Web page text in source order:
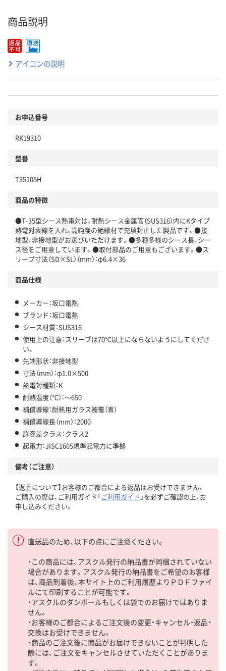
商品説明
アイコンの説明
お申込番号
RK19310
型番
T35105H
商品の特徴
●T-35型シース熱電対は、耐熱シース金属管（SUS316）内にKタイプ
熱電対素線を入れ、高純度の絶縁材で充填封止した製品です。●接
地型、非接地型がお選びいただけます。●多種多様のシース長、シー
ス径をご用意しています。●取付部品のご用意もございます。●ス
リーブ寸法（SD×SL）（mm）：φ6.4×36
商品仕様
メーカー：坂口電熱
ブランド：坂口電熱
シース材質：SUS316
使用上の注意：スリーブは70℃以上にならないようにしてくださ
い。
先端形状：非接地型
寸法（mm）：φ1.0×500
熱電対種類：K
耐熱温度（℃）：～650
補償導線：耐熱用ガラス被覆（青）
補償導線長（mm）：2000
許容差クラス：クラス2
起電力：JISC1605規準起電力に準拠
備考（ご注意）
【返品について】お客様のご都合による返品はお受けできません。
ご購入の際は、ご利用ガイド「ご利用ガイド 」を必ずご確認の上、お
申し込みください。
直送品のため、以下の点にご注意ください。
・この商品には、アスクル発行の納品書が同梱されていない
場合があります。アスクル発行の納品書をご希望のお客様
は、商品到着後、本サイト上のご利用履歴よりＰＤＦファイ
ルにて印刷することが可能です。
・アスクルのダンボールもしくは袋でのお届けではありま
せん。
・お客様のご都合によるご注文後の変更・キャンセル・返品・
交換はお受けできません。
・商品のご注文後に商品がお届けできないことが判明した
際には、ご注文をキャンセルさせていただくことがありま
す。